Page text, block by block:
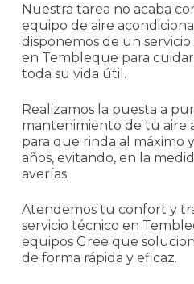
Nuestra tarea no acaba
equipo de aire
disponemos de un
en Tembleque para
toda su vida útil.
Realizamos la puesta a
mantenimiento de tu aire
para que rinda al máximo
años, evitando, en la
averías.
Atendemos tu confort y
servicio técnico en
equipos Gree que
de forma rápida y eficaz.